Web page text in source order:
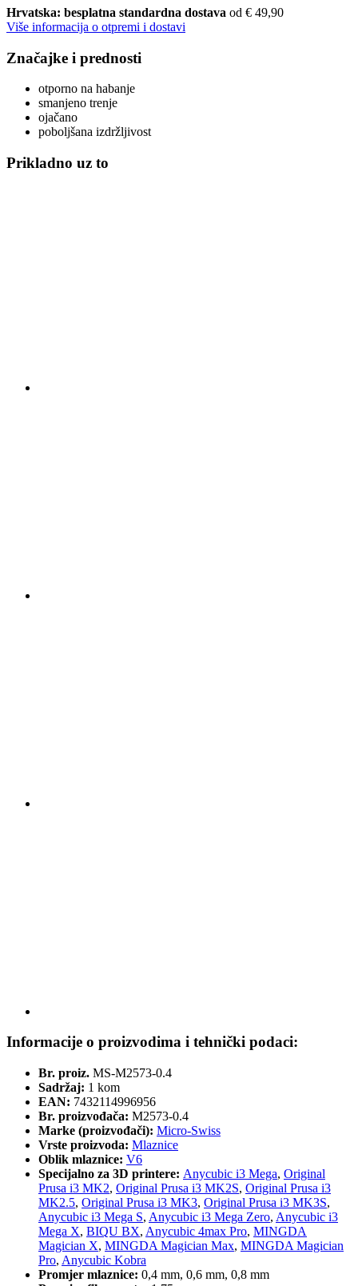
Hrvatska: besplatna standardna dostava od € 49,90
Više informacija o otpremi i dostavi
Značajke i prednosti
otporno na habanje
smanjeno trenje
ojačano
poboljšana izdržljivost
Prikladno uz to
Informacije o proizvodima i tehnički podaci:
Br. proiz. MS-M2573-0.4
Sadržaj: 1 kom
EAN: 7432114996956
Br. proizvođača: M2573-0.4
Marke (proizvođači): Micro-Swiss
Vrste proizvoda: Mlaznice
Oblik mlaznice: V6
Specijalno za 3D printere: Anycubic i3 Mega, Original
Prusa i3 MK2, Original Prusa i3 MK2S, Original Prusa i3
MK2.5, Original Prusa i3 MK3, Original Prusa i3 MK3S,
Anycubic i3 Mega S, Anycubic i3 Mega Zero, Anycubic i3
Mega X, BIQU BX, Anycubic 4max Pro, MINGDA
Magician X, MINGDA Magician Max, MINGDA Magician
Pro, Anycubic Kobra
Promjer mlaznice: 0,4 mm, 0,6 mm, 0,8 mm